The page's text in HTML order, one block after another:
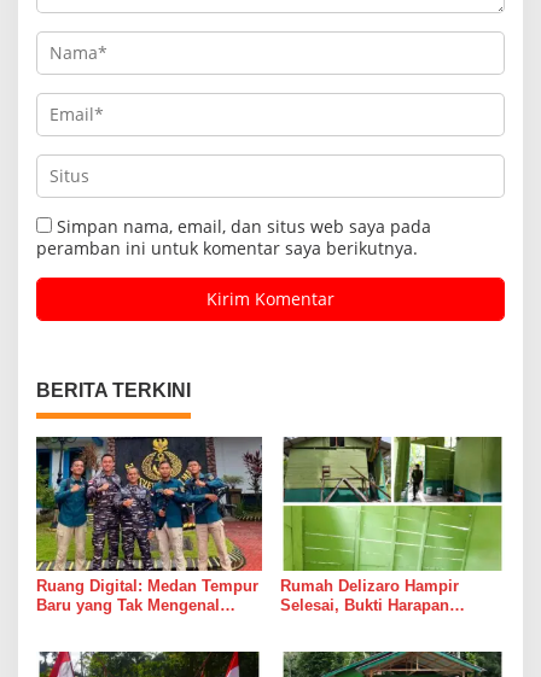
Simpan nama, email, dan situs web saya pada
peramban ini untuk komentar saya berikutnya.
BERITA TERKINI
Ruang Digital: Medan Tempur
Baru yang Tak Mengenal
Rumah Delizaro Hampir
Selesai, Bukti Harapan